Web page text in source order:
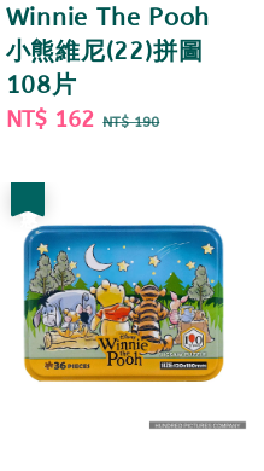
Winnie The Pooh
小熊維尼(22)拼圖
108片
Sale
NT$ 162 Regular
NT$ 190